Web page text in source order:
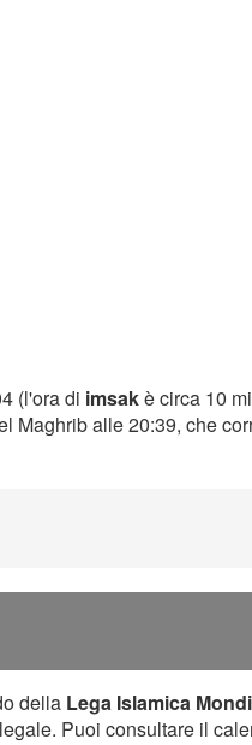
(l'ora di imsakè circa 10
Maghrib alle 20:39, che
della Lega Islamica
Puoi consultare il